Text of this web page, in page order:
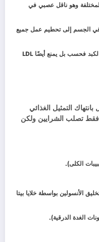
وهو ناقل عصبي في
الجسم إلى تحطيم عمل جميع
لا يزيل HDL الكوليسترول من الدم إلى الكبد فحسب بل يمنع أيضًا LDL
التمثيل الغذائي
تصلب الشرايين ولكن
الكلى).
الأنسولين بواسطة خلايا بيتا
الغدة الدرقية).